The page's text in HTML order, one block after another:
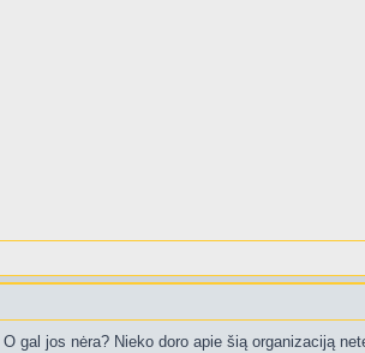
gal jos nėra? Nieko doro apie šią organizaciją